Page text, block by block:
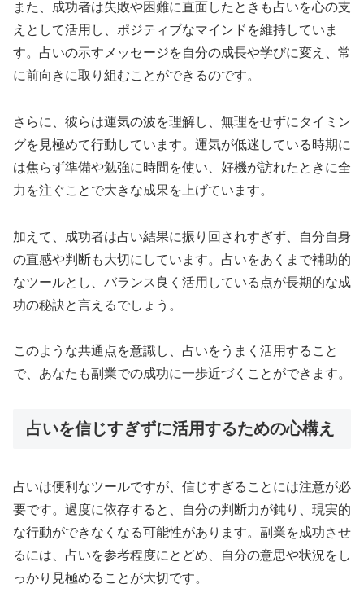
また、成功者は失敗や困難に直面したときも占いを心の支
えとして活用し、ポジティブなマインドを維持していま
す。占いの示すメッセージを自分の成長や学びに変え、常
に前向きに取り組むことができるのです。
さらに、彼らは運気の波を理解し、無理をせずにタイミン
グを見極めて行動しています。運気が低迷している時期に
は焦らず準備や勉強に時間を使い、好機が訪れたときに全
力を注ぐことで大きな成果を上げています。
加えて、成功者は占い結果に振り回されすぎず、自分自身
の直感や判断も大切にしています。占いをあくまで補助的
なツールとし、バランス良く活用している点が長期的な成
功の秘訣と言えるでしょう。
このような共通点を意識し、占いをうまく活用すること
で、あなたも副業での成功に一歩近づくことができます。
占いを信じすぎずに活用するための心構え
占いは便利なツールですが、信じすぎることには注意が必
要です。過度に依存すると、自分の判断力が鈍り、現実的
な行動ができなくなる可能性があります。副業を成功させ
るには、占いを参考程度にとどめ、自分の意思や状況をし
っかり見極めることが大切です。